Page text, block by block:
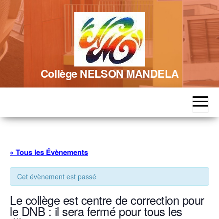
Skip
to
content
Collège NELSON MANDELA
« Tous les Évènements
Cet évènement est passé
Le collège est centre de correction pour
le DNB : il sera fermé pour tous les